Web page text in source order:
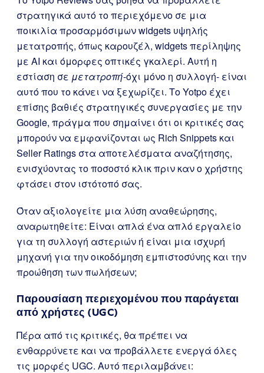
στρατηγικά αυτό το περιεχόμενο σε μια
ποικιλία προσαρμόσιμων widgets υψηλής
μετατροπής, όπως καρουζέλ, widgets περίληψης
με AI και όμορφες οπτικές γκαλερί. Αυτή η
εστίαση σε μετατροπή-όχι μόνο η συλλογή- είναι
αυτό που το κάνει να ξεχωρίζει. Το Yotpo έχει
επίσης βαθιές στρατηγικές συνεργασίες με την
Google, πράγμα που σημαίνει ότι οι κριτικές σας
μπορούν να εμφανίζονται ως Rich Snippets και
Seller Ratings στα αποτελέσματα αναζήτησης,
ενισχύοντας το ποσοστό κλικ πριν καν ο χρήστης
φτάσει στον ιστότοπό σας.
Όταν αξιολογείτε μια λύση αναθεώρησης,
αναρωτηθείτε: Είναι απλά ένα απλό εργαλείο
για τη συλλογή αστεριών ή είναι μια ισχυρή
μηχανή για την οικοδόμηση εμπιστοσύνης και την
προώθηση των πωλήσεων;
Παρουσίαση περιεχομένου που παράγεται
από χρήστες (UGC)
Πέρα από τις κριτικές, θα πρέπει να
ενθαρρύνετε και να προβάλλετε ενεργά όλες
τις μορφές UGC. Αυτό περιλαμβάνει: